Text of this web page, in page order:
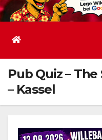
Pub Quiz –
– Kassel